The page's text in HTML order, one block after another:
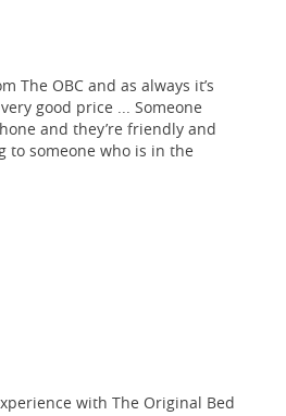
The OBC and as always it’s
good price ... Someone
and they’re friendly and
to someone who is in the
with The Original Bed